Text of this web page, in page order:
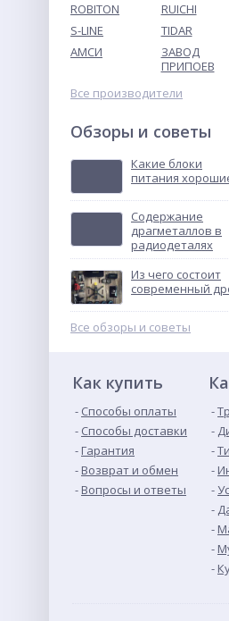
ВА57Ф35 200 А
выключатель
Не указана цена
Контактор
ПМЛ-4160ДМ-80А-220АС-
УХЛ4-Б
Не указана цена
ROBITON
RUICHI
S-LINE
TIDAR
АМСИ
ЗАВОД
ПРИПОЕВ
Все производители
Обзоры и советы
Какие блоки
питания
Содержание
драгметаллов в
радиодеталях
Из чего состоит
современный
Все обзоры и советы
Как купить
Способы оплаты
Способы доставки
Гарантия
Возврат и обмен
Вопросы и ответы